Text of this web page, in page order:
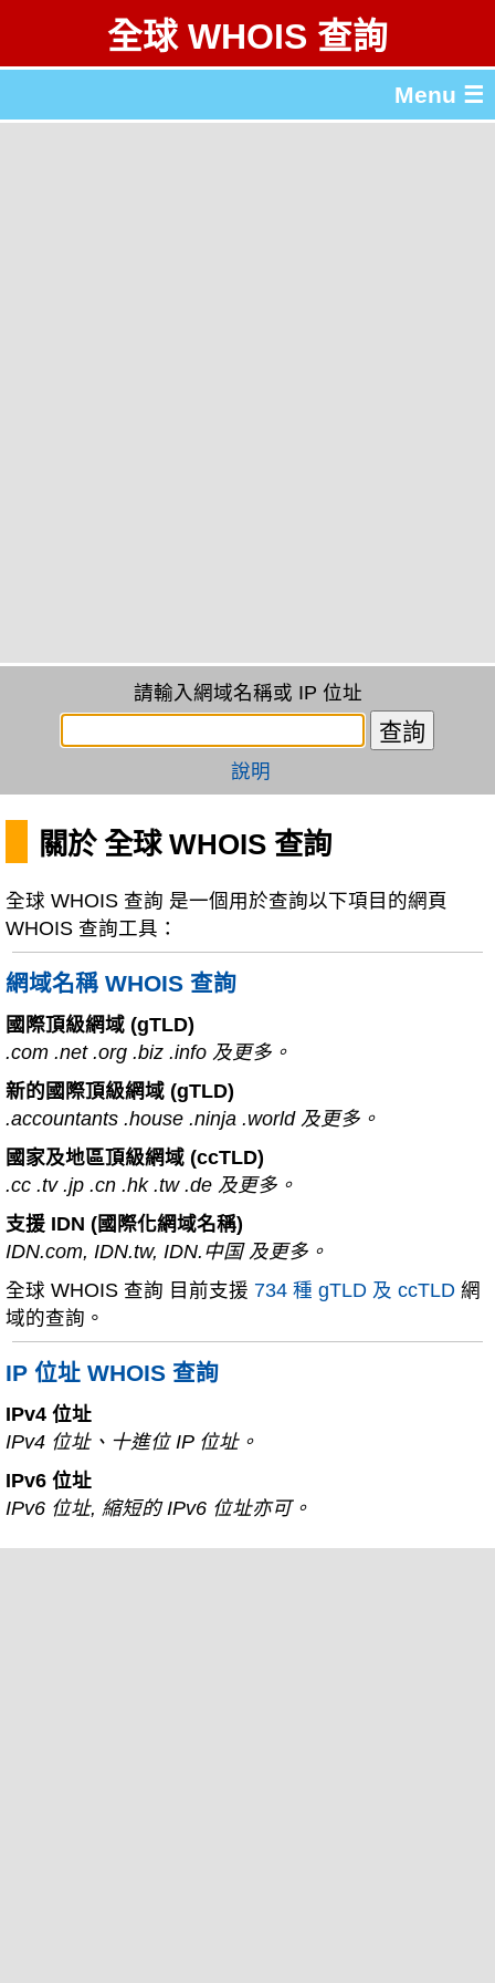
全球 WHOIS 查詢
Menu ☰
請輸入網域名稱或 IP 位址
說明
關於 全球 WHOIS 查詢
全球 WHOIS 查詢 是一個用於查詢以下項目的網頁
WHOIS 查詢工具：
網域名稱 WHOIS 查詢
國際頂級網域 (gTLD)
.com .net .org .biz .info 及更多。
新的國際頂級網域 (gTLD)
.accountants .house .ninja .world 及更多。
國家及地區頂級網域 (ccTLD)
.cc .tv .jp .cn .hk .tw .de 及更多。
支援 IDN (國際化網域名稱)
IDN.com, IDN.tw, IDN.中国 及更多。
全球 WHOIS 查詢 目前支援 734 種 gTLD 及 ccTLD 網
域的查詢。
IP 位址 WHOIS 查詢
IPv4 位址
IPv4 位址、十進位 IP 位址。
IPv6 位址
IPv6 位址, 縮短的 IPv6 位址亦可。